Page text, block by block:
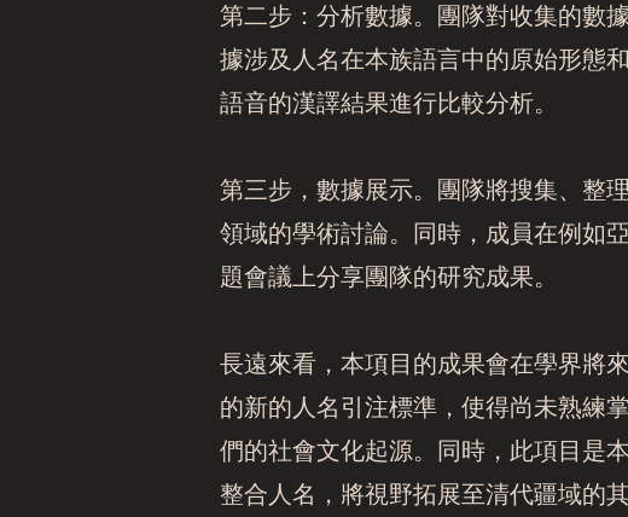
第二步：分析數據。團隊對收集的數
據涉及人名在本族語言中的原始形態
語音的漢譯結果進行比較分析。
第三步，數據展示。團隊將搜集、整
領域的學術討論。同時，成員在例如
題會議上分享團隊的研究成果。
長遠來看，本項目的成果會在學界將
的新的人名引注標準，使得尚未熟練
們的社會文化起源。同時，此項目是
整合人名，將視野拓展至清代疆域的